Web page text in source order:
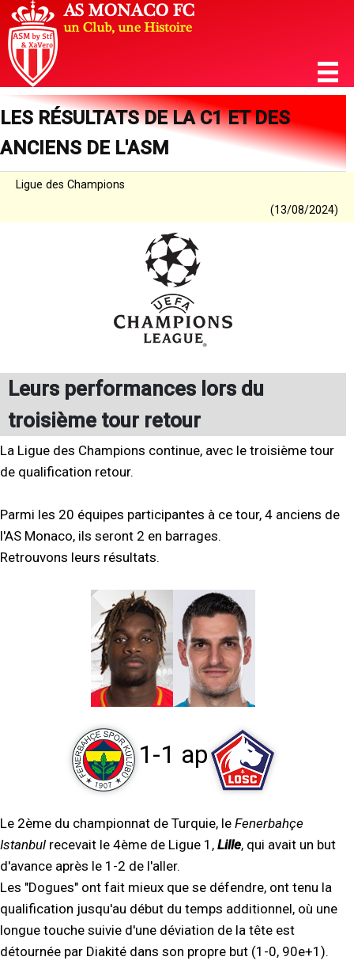
LES RÉSULTATS DE LA C1 ET DES
ANCIENS DE L'ASM
Ligue des Champions
(13/08/2024)
Leurs performances lors du
troisième tour retour
La Ligue des Champions continue, avec le troisième tour
de qualification retour.
Parmi les 20 équipes participantes à ce tour, 4 anciens de
l'AS Monaco, ils seront 2 en barrages.
Retrouvons leurs résultats.
1-1 ap
Le 2ème du championnat de Turquie, le Fenerbahçe
Istanbul recevait le 4ème de Ligue 1, Lille, qui avait un but
d'avance après le 1-2 de l'aller.
Les "Dogues" ont fait mieux que se défendre, ont tenu la
qualification jusqu'au début du temps additionnel, où une
longue touche suivie d'une déviation de la tête est
détournée par Diakité dans son propre but (1-0, 90e+1).